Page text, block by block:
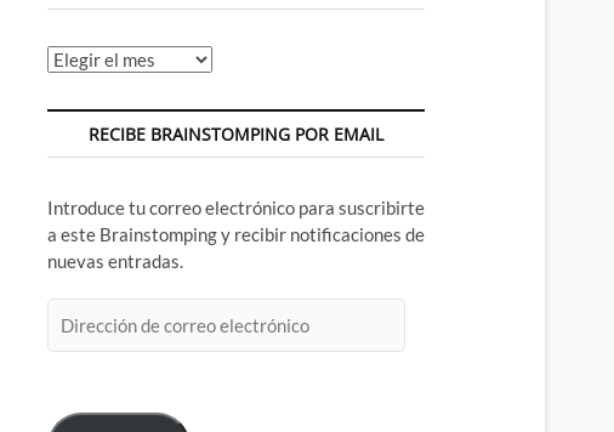
Archivos
RECIBE BRAINSTOMPING POR EMAIL
Introduce tu correo electrónico para suscribirte
a este Brainstomping y recibir notificaciones de
nuevas entradas.
de